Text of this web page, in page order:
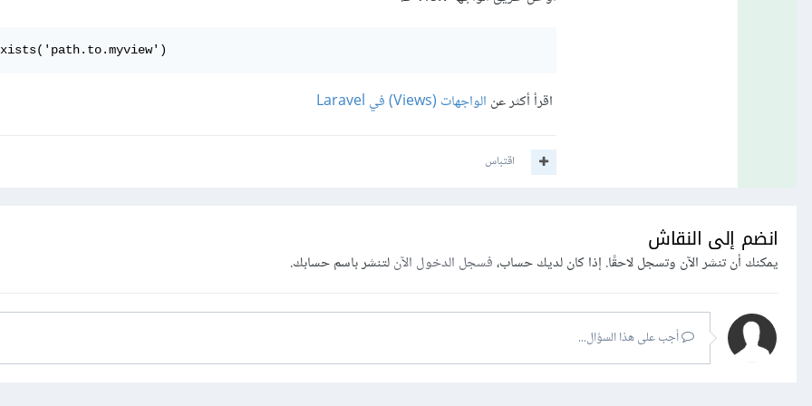
اقرأ أكثر عن الواجهات (Views) في Laravel
اقتباس
انضم إلى النقاش
يمكنك أن تنشر الآن وتسجل لاحقًا. إذا كان لديك حساب،فسجل الدخول الآنلتنشر باسم حسابك.
أجب على هذا السؤال...